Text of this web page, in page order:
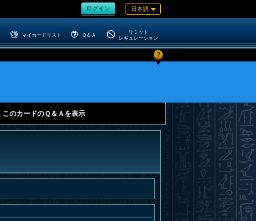
ログイン 日本語
マイカードリスト Ｑ＆Ａ
リミット
レギュレーション
?
このカードのＱ＆Ａを表示